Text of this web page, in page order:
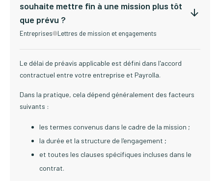
souhaite mettre fin à une mission plus tôt
que prévu ?
Entreprises Lettres de mission et engagements
Le délai de préavis applicable est défini dans l'accord
contractuel entre votre entreprise et Payrolla.
Dans la pratique, cela dépend généralement des facteurs
suivants :
les termes convenus dans le cadre de la mission ;
la durée et la structure de l'engagement ;
et toutes les clauses spécifiques incluses dans le
contrat.